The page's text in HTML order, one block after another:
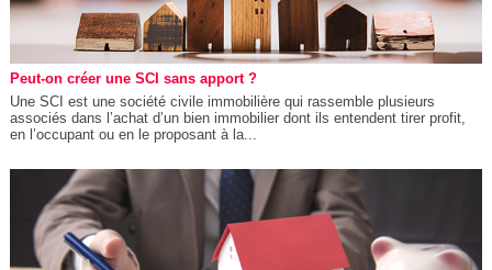
Peut-on créer une SCI sans apport ?
Une SCI est une société civile immobilière qui rassemble plusieurs
associés dans l’achat d’un bien immobilier dont ils entendent tirer profit,
en l’occupant ou en le proposant à la...